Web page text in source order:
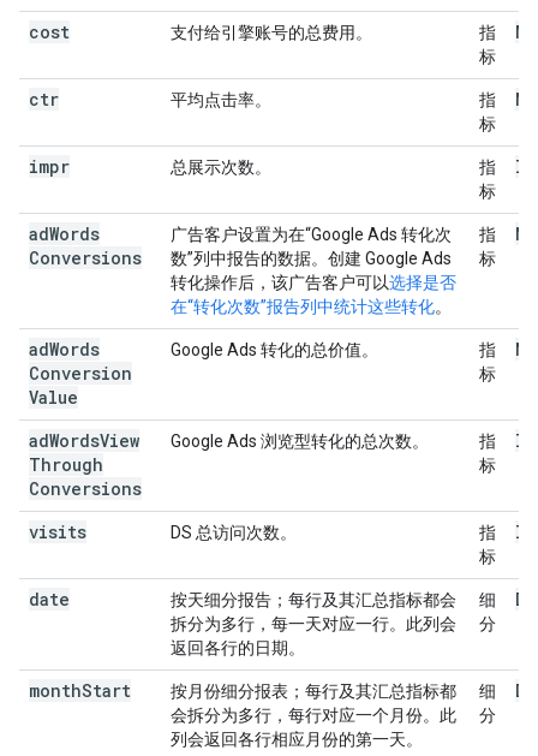
cost 支付给引擎账号的总费用。
指
标
ctr 平均点击率。
指
标
impr 总展示次数。
指
标
adWords
Conversions
广告客户设置为在“Google Ads 转化次
数”列中报告的数据。创建 Google Ads
转化操作后，该广告客户可以选择是否
在“转化次数”报告列中统计这些转化。
指
标
adWords
Conversion
Value
Google Ads 转化的总价值。
指
标
adWordsView
Through
Conversions
Google Ads 浏览型转化的总次数。
指
标
visits DS 总访问次数。
指
标
date
按天细分报告；每行及其汇总指标都会
拆分为多行，每一天对应一行。此列会
返回各行的日期。
细
分
monthStart
按月份细分报表；每行及其汇总指标都
会拆分为多行，每行对应一个月份。此
列会返回各行相应月份的第一天。
细
分